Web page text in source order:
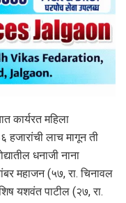
कार्यरत महिला
हजारांची लाच मागून ती
धनाजी नाना
महाजन (५७, रा. चिनावल
यशवंत पाटील (२७, रा.